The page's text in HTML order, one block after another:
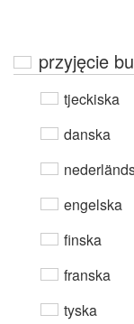
przyjęcie
tjeckiska
danska
engelska
finska
franska
tyska